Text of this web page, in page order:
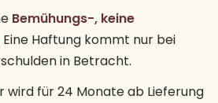
Bemühungs-, keine
Eine Haftung kommt nur bei
in Betracht.
wird für 24 Monate ab Lieferung